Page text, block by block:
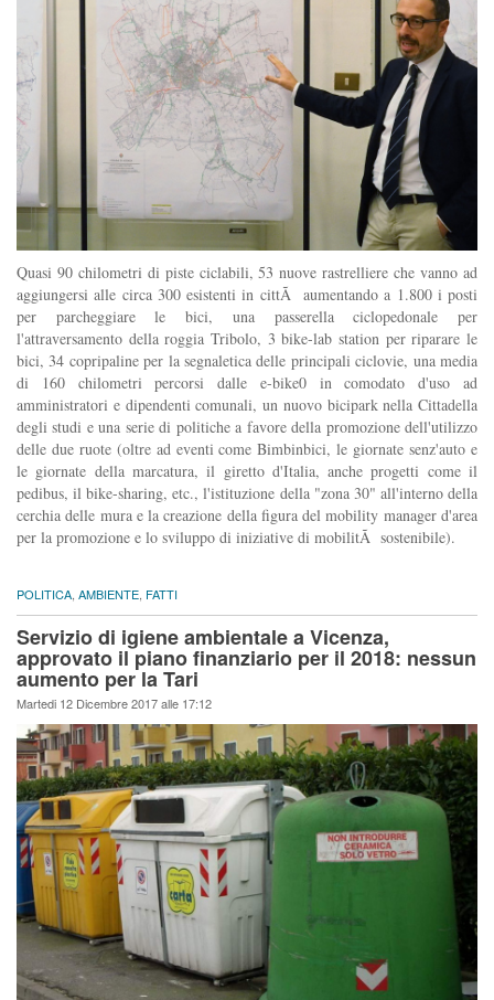
Quasi 90 chilometri di piste ciclabili, 53 nuove rastrelliere che vanno ad
aggiungersi alle circa 300 esistenti in cittÃ aumentando a 1.800 i posti
per parcheggiare le bici, una passerella ciclopedonale per
l'attraversamento della roggia Tribolo, 3 bike-lab station per riparare le
bici, 34 copripaline per la segnaletica delle principali ciclovie, una media
di 160 chilometri percorsi dalle e-bike0 in comodato d'uso ad
amministratori e dipendenti comunali, un nuovo bicipark nella Cittadella
degli studi e una serie di politiche a favore della promozione dell'utilizzo
delle due ruote (oltre ad eventi come Bimbinbici, le giornate senz'auto e
le giornate della marcatura, il giretto d'Italia, anche progetti come il
pedibus, il bike-sharing, etc., l'istituzione della "zona 30" all'interno della
cerchia delle mura e la creazione della figura del mobility manager d'area
per la promozione e lo sviluppo di iniziative di mobilitÃ sostenibile).
POLITICA, AMBIENTE, FATTI
Servizio di igiene ambientale a Vicenza,
approvato il piano finanziario per il 2018: nessun
aumento per la Tari
Martedi 12 Dicembre 2017 alle 17:12